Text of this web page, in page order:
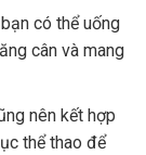
có thể uống
cân và mang
nên kết hợp
thể thao để